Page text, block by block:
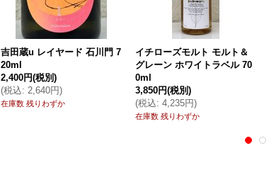
吉田蔵u レイヤード 石川門 7
20ml
2,400円(税別)
(税込: 2,640円)
在庫数 残りわずか
イチローズモルト モルト＆
グレーン ホワイトラベル 70
0ml
3,850円(税別)
(税込: 4,235円)
在庫数 残りわずか